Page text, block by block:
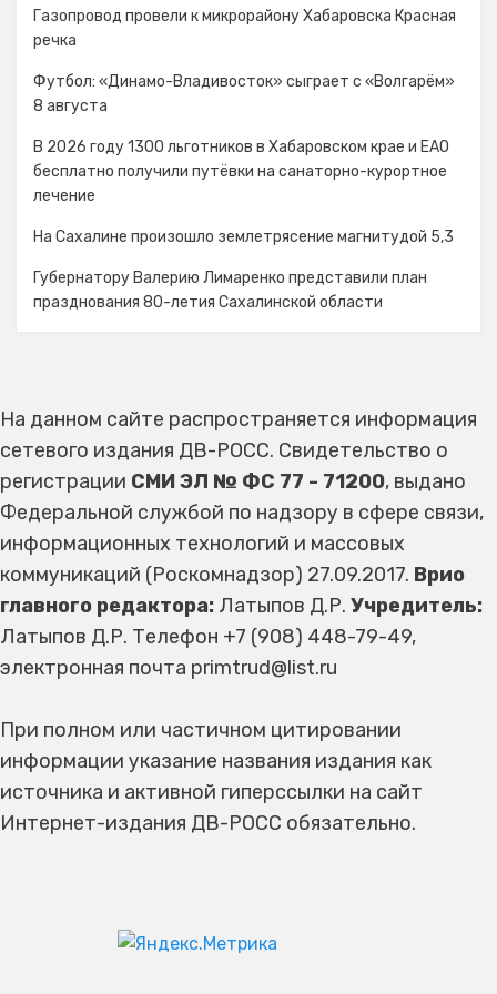
Газопровод провели к микрорайону Хабаровска Красная
речка
Футбол: «Динамо-Владивосток» сыграет с «Волгарём»
8 августа
В 2026 году 1300 льготников в Хабаровском крае и ЕАО
бесплатно получили путёвки на санаторно-курортное
лечение
На Сахалине произошло землетрясение магнитудой 5,3
Губернатору Валерию Лимаренко представили план
празднования 80-летия Сахалинской области
На данном сайте распространяется информация
сетевого издания ДВ-РОСС. Свидетельство о
регистрации СМИ ЭЛ № ФС 77 - 71200, выдано
Федеральной службой по надзору в сфере связи,
информационных технологий и массовых
коммуникаций (Роскомнадзор) 27.09.2017. Врио
главного редактора: Латыпов Д.Р. Учредитель:
Латыпов Д.Р. Телефон +7 (908) 448-79-49,
электронная почта primtrud@list.ru
При полном или частичном цитировании
информации указание названия издания как
источника и активной гиперссылки на сайт
Интернет-издания ДВ-РОСС обязательно.